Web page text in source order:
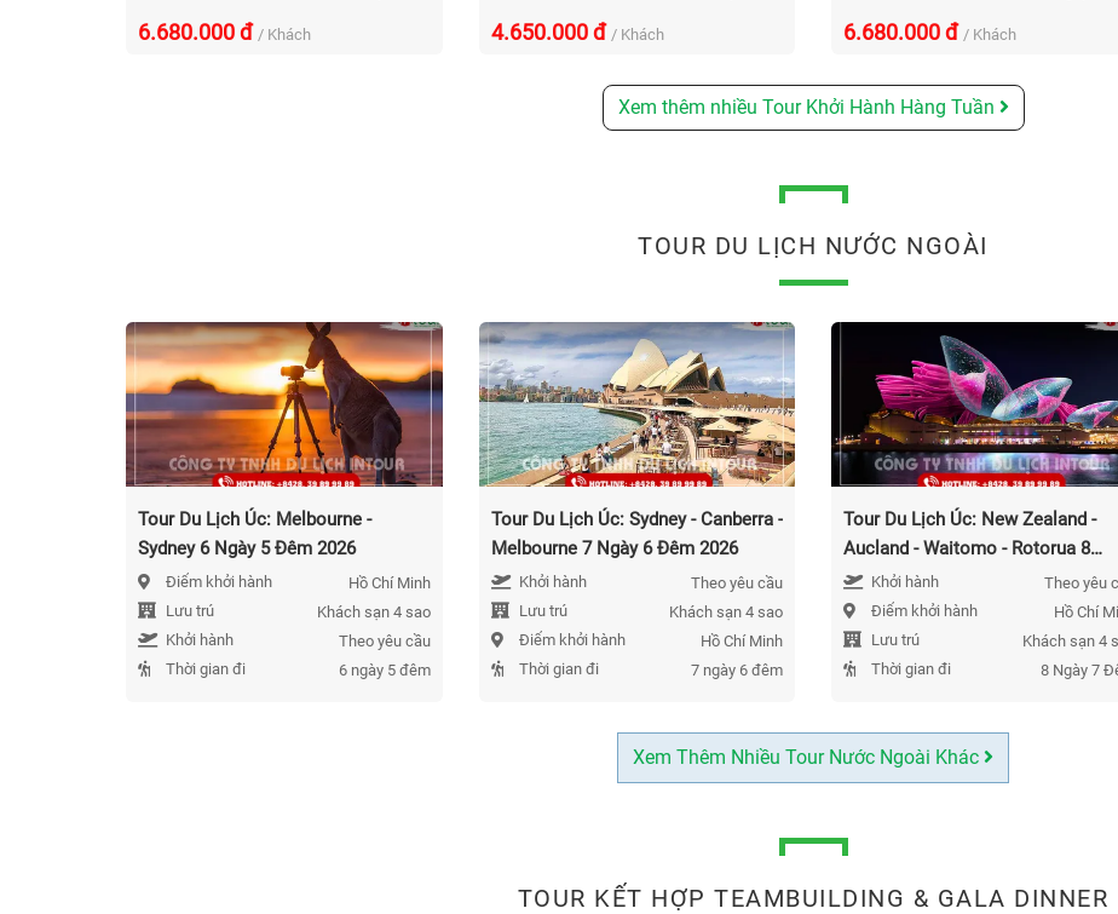
6.680.000đ / Khách 4.650.000đ / Khách 6.680.000đ / Khách
Xem thêm nhiều Tour Khởi Hành Hàng Tuần
TOUR DU LỊCH NƯỚC NGOÀI
Tour Du Lịch Úc: Melbourne -
Sydney 6 Ngày 5 Đêm 2026
Điểm khởi hành
Hồ Chí Minh
Lưu trú
Khách sạn 4 sao
Khởi hành
Theo yêu cầu
Thời gian đi
6 ngày 5 đêm
Tour Du Lịch Úc: Sydney - Canberra -
Melbourne 7 Ngày 6 Đêm 2026
Khởi hành
Theo yêu cầu
Lưu trú
Khách sạn 4 sao
Điểm khởi hành
Hồ Chí Minh
Thời gian đi
7 ngày 6 đêm
Tour Du Lịch Úc: New Zealand -
Aucland - Waitomo - Rotorua 8
Ngày 7 Đêm 2026
Khởi hành
Theo yêu
Điểm khởi hành
Hồ Chí
Lưu trú
Khách sạn 4
Thời gian đi
8 Ngày 7
Xem Thêm Nhiều Tour Nước Ngoài Khác
TOUR KẾT HỢP TEAMBUILDING & GALA DINNER